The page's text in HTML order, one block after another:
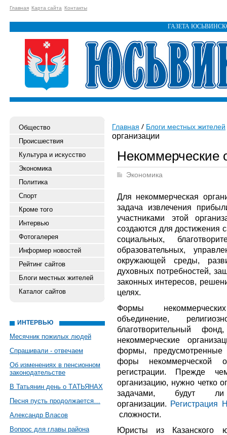
Главная Карта сайта Контакты
ГАЗЕТА
Общество
Происшествия
Культура и искусство
Экономика
Политика
Спорт
Кроме того
Интервью
Фотогалерея
Информер новостей
Рейтинг сайтов
Блоги местных жителей
Каталог сайтов
ИНТЕРВЬЮ
Месячник пожилых людей
Спрашивали - отвечаем
Об изменениях в пенсионном
законодательстве
В Татьянин день о ТАТЬЯНАХ
Песня пусть продолжается…
Александр Власов
Вопрос для главы района
Главная Блоги местных жителей
организации
Некоммерческие
Экономика
Для некоммерческая
задача извлечения
участниками этой
создаются для достижения
социальных,
образовательных,
окружающей среды,
духовных потребностей,
законных интересов,
целях.
Формы
объединение,
благотворительный
некоммерческие
формы, предусмотренные
форы некоммерческой
регистрации. Прежде
организацию, нужно четко
задачами, будут
организации. Регистрация
сложности.
Юристы из Казанского